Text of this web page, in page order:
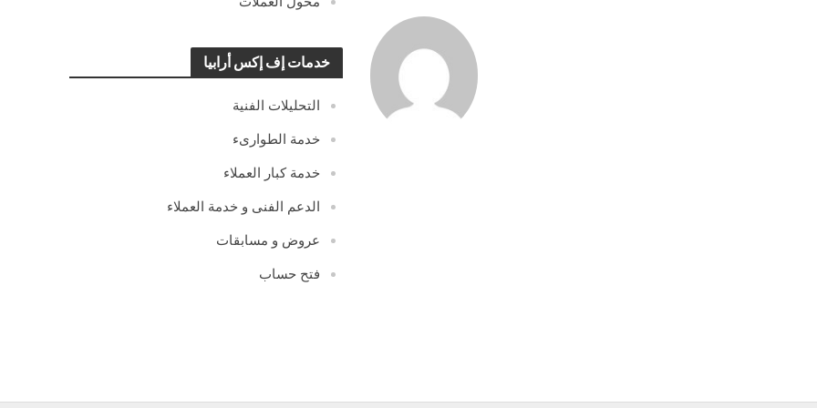
خدمات إف إكس أرابيا
التحليلات الفنية
خدمة الطوارىء
خدمة كبار العملاء
الدعم الفنى و خدمة العملاء
عروض و مسابقات
فتح حساب